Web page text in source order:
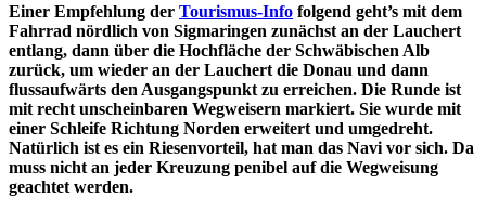
Einer Empfehlung der Tourismus-Info folgend geht’s mit dem
Fahrrad nördlich von Sigmaringen zunächst an der Lauchert
entlang, dann über die Hochfläche der Schwäbischen Alb
zurück, um wieder an der Lauchert die Donau und dann
flussaufwärts den Ausgangspunkt zu erreichen. Die Runde ist
mit recht unscheinbaren Wegweisern markiert. Sie wurde mit
einer Schleife Richtung Norden erweitert und umgedreht.
Natürlich ist es ein Riesenvorteil, hat man das Navi vor sich. Da
muss nicht an jeder Kreuzung penibel auf die Wegweisung
geachtet werden.